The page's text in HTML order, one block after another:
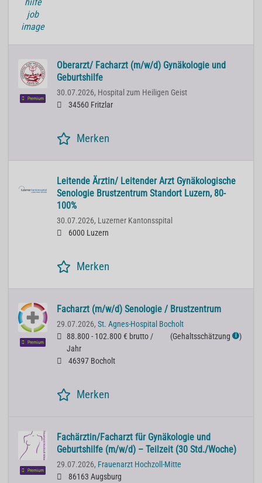
Premium
Oberarzt/ Facharzt (m/w/d) Gynäkologie und
Geburtshilfe
30.07.2026, Hospital zum Heiligen Geist
34560 Fritzlar
Merken
Leitende Ärztin/ Leitender Arzt Gynäkologische
Senologie Brustzentrum Standort Luzern, 80-
100%
30.07.2026, Luzerner Kantonsspital
6000 Luzern
Merken
Premium
Facharzt (m/w/d) Senologie / Brustzentrum
29.07.2026, St. Agnes-Hospital Bocholt
88.800 - 102.800 € brutto /
Jahr
(Gehaltsschätzung ℹ )
46397 Bocholt
Merken
Premium
Fachärztin/Facharzt für Gynäkologie und
Geburtshilfe (m/w/d) – Teilzeit (30 Std./Woche)
29.07.2026, Frauenarzt Hochzoll-Mitte
86163 Augsburg